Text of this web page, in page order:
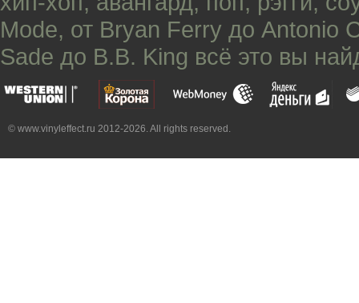
Mode, от Bryan Ferry до Antonio
Sade до B.B. King всё это вы
© www.vinyleffect.ru 2012-2026. All rights reserved.